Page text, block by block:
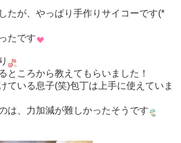
たが、やっぱり手作りサイコーです(*
たです
ところから教えてもらいました！
ている息子(笑)包丁は上手に使えていま
は、力加減が難しかったそうです